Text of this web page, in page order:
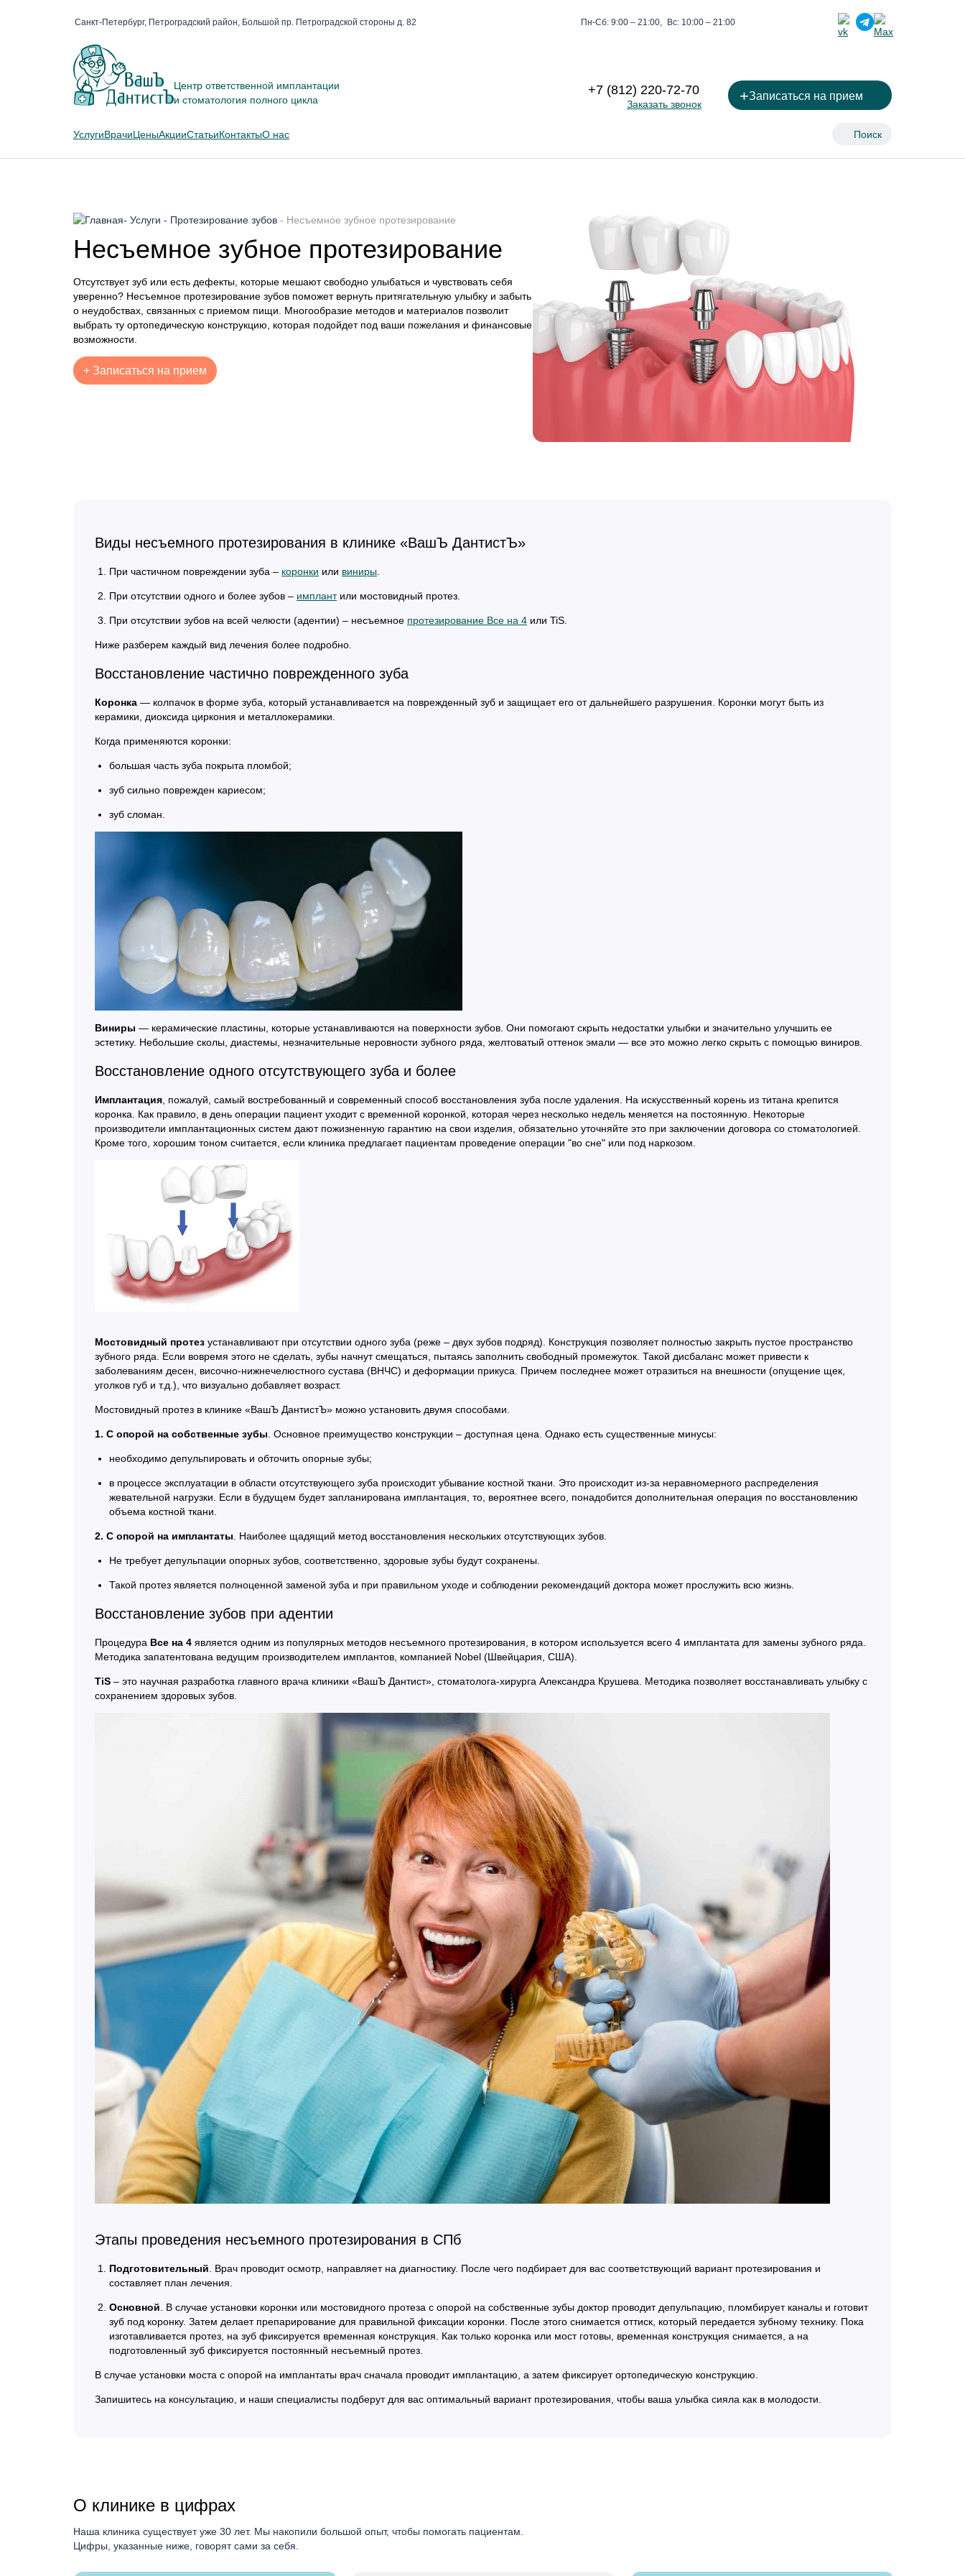
Санкт-Петербург, Петроградский район, Большой пр. Петроградской стороны д. 82 Пн-Сб: 9:00 – 21:00, Вс: 10:00 – 21:00
Центр ответственной имплантации
и стоматология полного цикла
+7 (812) 220-72-70
Заказать звонок +Записаться на прием
УслугиВрачиЦеныАкцииСтатьиКонтактыО нас Поиск
- Услуги - Протезирование зубов - Несъемное зубное протезирование
Несъемное зубное протезирование
Отсутствует зуб или есть дефекты, которые мешают свободно улыбаться и чувствовать себя
уверенно? Несъемное протезирование зубов поможет вернуть притягательную улыбку и забыть
о неудобствах, связанных с приемом пищи. Многообразие методов и материалов позволит
выбрать ту ортопедическую конструкцию, которая подойдет под ваши пожелания и финансовые
возможности.
+ Записаться на прием
Виды несъемного протезирования в клинике «ВашЪ ДантистЪ»
При частичном повреждении зуба – коронки или виниры.
При отсутствии одного и более зубов – имплантили мостовидный протез.
При отсутствии зубов на всей челюсти (адентии) – несъемное протезирование Все на 4 или TiS.
Ниже разберем каждый вид лечения более подробно.
Восстановление частично поврежденного зуба
Коронка — колпачок в форме зуба, который устанавливается на поврежденный зуб и защищает его от дальнейшего разрушения. Коронки могут быть из
керамики, диоксида циркония и металлокерамики.
Когда применяются коронки:
большая часть зуба покрыта пломбой;
зуб сильно поврежден кариесом;
зуб сломан.
Виниры — керамические пластины, которые устанавливаются на поверхности зубов. Они помогают скрыть недостатки улыбки и значительно улучшить ее
эстетику. Небольшие сколы, диастемы, незначительные неровности зубного ряда, желтоватый оттенок эмали — все это можно легко скрыть с помощью виниров.
Восстановление одного отсутствующего зуба и более
Имплантация, пожалуй, самый востребованный и современный способ восстановления зуба после удаления. На искусственный корень из титана крепится
коронка. Как правило, в день операции пациент уходит с временной коронкой, которая через несколько недель меняется на постоянную. Некоторые
производители имплантационных систем дают пожизненную гарантию на свои изделия, обязательно уточняйте это при заключении договора со стоматологией.
Кроме того, хорошим тоном считается, если клиника предлагает пациентам проведение операции "во сне" или под наркозом.
Мостовидный протез устанавливают при отсутствии одного зуба (реже – двух зубов подряд). Конструкция позволяет полностью закрыть пустое пространство
зубного ряда. Если вовремя этого не сделать, зубы начнут смещаться, пытаясь заполнить свободный промежуток. Такой дисбаланс может привести к
заболеваниям десен, височно-нижнечелюстного сустава (ВНЧС) и деформации прикуса. Причем последнее может отразиться на внешности (опущение щек,
уголков губ и т.д.), что визуально добавляет возраст.
Мостовидный протез в клинике «ВашЪ ДантистЪ» можно установить двумя способами.
1. С опорой на собственные зубы . Основное преимущество конструкции – доступная цена. Однако есть существенные минусы:
необходимо депульпировать и обточить опорные зубы;
в процессе эксплуатации в области отсутствующего зуба происходит убывание костной ткани. Это происходит из-за неравномерного распределения
жевательной нагрузки. Если в будущем будет запланирована имплантация, то, вероятнее всего, понадобится дополнительная операция по восстановлению
объема костной ткани.
2. С опорой на имплантаты . Наиболее щадящий метод восстановления нескольких отсутствующих зубов.
Не требует депульпации опорных зубов, соответственно, здоровые зубы будут сохранены.
Такой протез является полноценной заменой зуба и при правильном уходе и соблюдении рекомендаций доктора может прослужить всю жизнь.
Восстановление зубов при адентии
Процедура Все на 4 является одним из популярных методов несъемного протезирования, в котором используется всего 4 имплантата для замены зубного ряда.
Методика запатентована ведущим производителем имплантов, компанией Nobel (Швейцария, США).
TiS – это научная разработка главного врача клиники «ВашЪ Дантист», стоматолога-хирурга Александра Крушева. Методика позволяет восстанавливать улыбку с
сохранением здоровых зубов.
Этапы проведения несъемного протезирования в СПб
Подготовительный . Врач проводит осмотр, направляет на диагностику. После чего подбирает для вас соответствующий вариант протезирования и
составляет план лечения.
Основной . В случае установки коронки или мостовидного протеза с опорой на собственные зубы доктор проводит депульпацию, пломбирует каналы и готовит
зуб под коронку. Затем делает препарирование для правильной фиксации коронки. После этого снимается оттиск, который передается зубному технику. Пока
изготавливается протез, на зуб фиксируется временная конструкция. Как только коронка или мост готовы, временная конструкция снимается, а на
подготовленный зуб фиксируется постоянный несъемный протез.
В случае установки моста с опорой на имплантаты врач сначала проводит имплантацию, а затем фиксирует ортопедическую конструкцию.
Запишитесь на консультацию, и наши специалисты подберут для вас оптимальный вариант протезирования, чтобы ваша улыбка сияла как в молодости.
О клинике в цифрах
Наша клиника существует уже 30 лет. Мы накопили большой опыт, чтобы помогать пациентам.
Цифры, указанные ниже, говорят сами за себя.